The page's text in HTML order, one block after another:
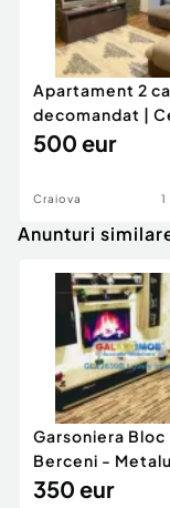
Apartament 2
decomandat |
proprie | 60 mp |
500 eur
Craiova 1
Anunturi
Garsoniera Bloc
Berceni -
Park - Postalionul
350 eur